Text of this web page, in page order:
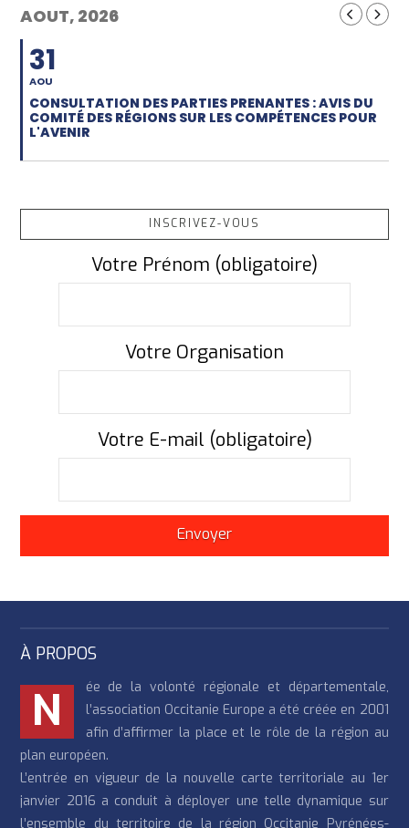
AOUT, 2026
31
AOU
CONSULTATION DES PARTIES PRENANTES : AVIS DU
COMITÉ DES RÉGIONS SUR LES COMPÉTENCES POUR
L'AVENIR
INSCRIVEZ-VOUS
Votre Prénom (obligatoire)
Votre Organisation
Votre E-mail (obligatoire)
À PROPOS
N
ée de la volonté régionale et départementale,
l’association Occitanie Europe a été créée en 2001
afin d’affirmer la place et le rôle de la région au
plan européen.
L’entrée en vigueur de la nouvelle carte territoriale au 1er
janvier 2016 a conduit à déployer une telle dynamique sur
l’ensemble du territoire de la région Occitanie Pyrénées-